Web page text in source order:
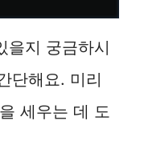
을지 궁금하시
단해요. 미리
세우는 데 도